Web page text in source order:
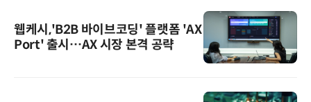
웹케시,'B2B 바이브코딩' 플랫폼 'AX
Port' 출시…AX 시장 본격 공략